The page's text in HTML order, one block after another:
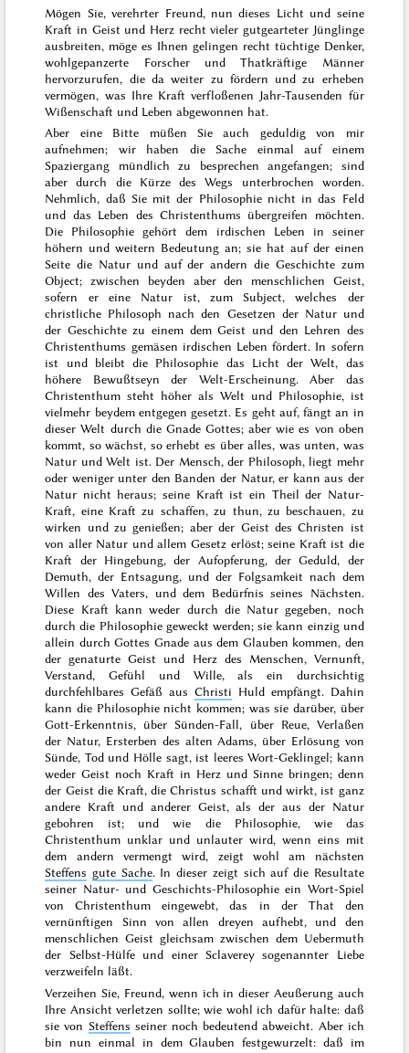
Mögen Sie, verehrter Freund, nun dieses Licht und seine
Kraft in Geist und Herz recht vieler gutgearteter Jünglinge
ausbreiten, möge es Ihnen gelingen recht tüchtige Denker,
wohlgepanzerte Forscher und Thatkräftige Männer
hervorzurufen, die da weiter zu fördern und zu erheben
vermögen, was Ihre Kraft verfloßenen Jahr-Tausenden für
Wißenschaft und Leben abgewonnen hat.
Aber eine Bitte müßen Sie auch geduldig von mir
aufnehmen; wir haben die Sache einmal auf einem
Spaziergang mündlich zu besprechen angefangen; sind
aber durch die Kürze des Wegs unterbrochen worden.
Nehmlich, daß Sie mit der Philosophie nicht in das Feld
und das Leben des Christenthums übergreifen möchten.
Die Philosophie gehört dem irdischen Leben in seiner
höhern und weitern Bedeutung an; sie hat auf der einen
Seite die Natur und auf der andern die Geschichte zum
Object; zwischen beyden aber den menschlichen Geist,
sofern er eine Natur ist, zum Subject, welches der
christliche Philosoph nach den Gesetzen der Natur und
der Geschichte zu einem dem Geist und den Lehren des
Christenthums gemäsen irdischen Leben fördert. In sofern
ist und bleibt die Philosophie das Licht der Welt, das
höhere Bewußtseyn der Welt-Erscheinung. Aber das
Christenthum steht höher als Welt und Philosophie, ist
vielmehr beydem entgegen gesetzt. Es geht auf, fängt an in
dieser Welt durch die Gnade Gottes; aber wie es von oben
kommt, so wächst, so erhebt es über alles, was unten, was
Natur und Welt ist. Der Mensch, der Philosoph, liegt mehr
oder weniger unter den Banden der Natur, er kann aus der
Natur nicht heraus; seine Kraft ist ein Theil der Natur-
Kraft, eine Kraft zu schaffen, zu thun, zu beschauen, zu
wirken und zu genießen; aber der Geist des Christen ist
von aller Natur und allem Gesetz erlöst; seine Kraft ist die
Kraft der Hingebung, der Aufopferung, der Geduld, der
Demuth, der Entsagung, und der Folgsamkeit nach dem
Willen des Vaters, und dem Bedürfnis seines Nächsten.
Diese Kraft kann weder durch die Natur gegeben, noch
durch die Philosophie geweckt werden; sie kann einzig und
allein durch Gottes Gnade aus dem Glauben kommen, den
der genaturte Geist und Herz des Menschen, Vernunft,
Verstand, Gefühl und Wille, als ein durchsichtig
durchfehlbares Gefäß aus Christi Huld empfängt. Dahin
kann die Philosophie nicht kommen; was sie darüber, über
Gott-Erkenntnis, über Sünden-Fall, über Reue, Verlaßen
der Natur, Ersterben des alten Adams, über Erlösung von
Sünde, Tod und Hölle sagt, ist leeres Wort-Geklingel; kann
weder Geist noch Kraft in Herz und Sinne bringen; denn
der Geist die Kraft, die Christus schafft und wirkt, ist ganz
andere Kraft und anderer Geist, als der aus der Natur
gebohren ist; und wie die Philosophie, wie das
Christenthum unklar und unlauter wird, wenn eins mit
dem andern vermengt wird, zeigt wohl am nächsten
Steffens gute Sache. In dieser zeigt sich auf die Resultate
seiner Natur- und Geschichts-Philosophie ein Wort-Spiel
von Christenthum eingewebt, das in der That den
vernünftigen Sinn von allen dreyen aufhebt, und den
menschlichen Geist gleichsam zwischen dem Uebermuth
der Selbst-Hülfe und einer Sclaverey sogenannter Liebe
verzweifeln läßt.
Verzeihen Sie, Freund, wenn ich in dieser Aeußerung auch
Ihre Ansicht verletzen sollte; wie wohl ich dafür halte: daß
sie von Steffens seiner noch bedeutend abweicht. Aber ich
bin nun einmal in dem Glauben festgewurzelt: daß im